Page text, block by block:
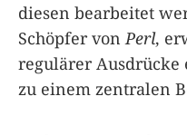
diesen bearbeitet
Schöpfer von Perl,
regulärer Ausdrücke
zu einem zentralen